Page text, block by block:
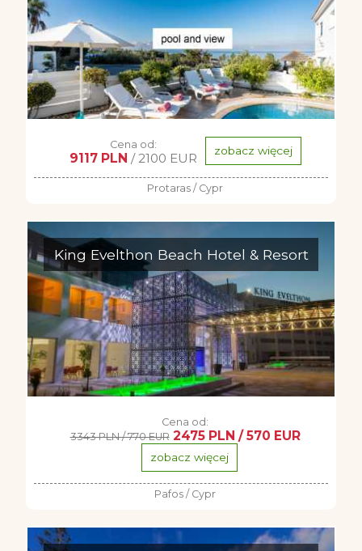
Cena od:
9117 PLN / 2100 EUR zobacz więcej
Protaras / Cypr
King Evelthon Beach Hotel & Resort
Cena od:
3343 PLN / 770 EUR 2475 PLN / 570 EUR
zobacz więcej
Pafos / Cypr